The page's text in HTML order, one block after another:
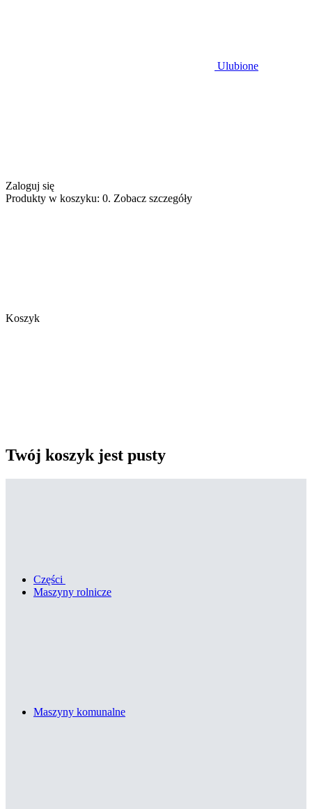
Ulubione
Zaloguj się
Produkty w koszyku: 0. Zobacz szczegóły
Koszyk
Twój koszyk jest pusty
Części
Maszyny rolnicze
Maszyny komunalne